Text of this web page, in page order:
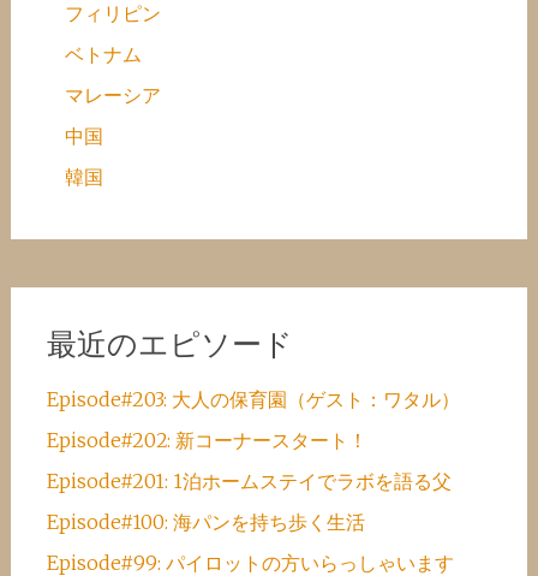
フィリピン
ベトナム
マレーシア
中国
韓国
最近のエピソード
Episode#203: 大人の保育園（ゲスト：ワタル）
Episode#202: 新コーナースタート！
Episode#201: 1泊ホームステイでラボを語る父
Episode#100: 海パンを持ち歩く生活
Episode#99: パイロットの方いらっしゃいます